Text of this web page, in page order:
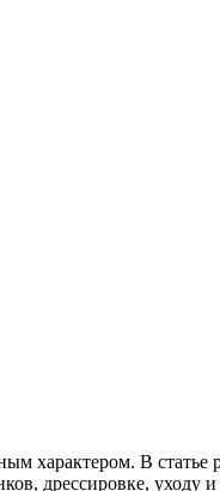
характером. В
дрессировке,